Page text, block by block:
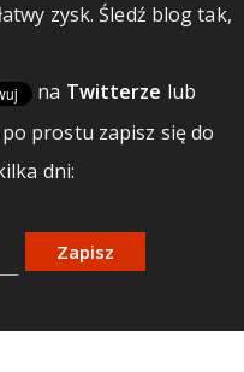
zysk. Śledź blog tak,
na Twitterze lub
prostu zapisz się do
dni:
Zapisz